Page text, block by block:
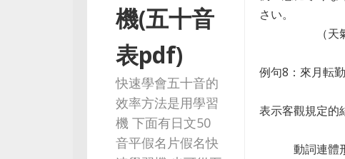
機(五十音
表pdf)
快速學會五十音的
效率方法是用學習
機 下面有日文50
音平假名片假名快
さい。
（天氣突然
例句8：來月転
表示客觀規定的
動詞連體形